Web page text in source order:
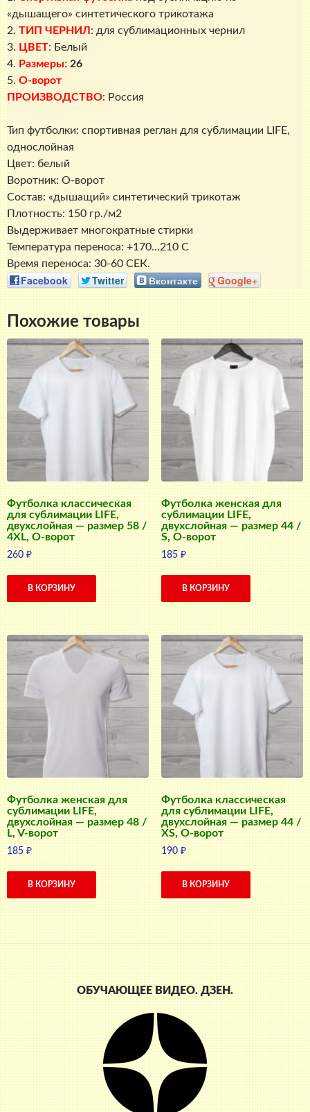
(темно-
синий)
«дышащего» синтетического трикотажа
2. ТИП ЧЕРНИЛ : для сублимационных чернил
3. ЦВЕТ: Белый
4. Размеры: 26
5. О-ворот
ПРОИЗВОДСТВО: Россия
Тип футболки: спортивная реглан для сублимации LIFE,
однослойная
Цвет: белый
Воротник: О-ворот
Состав: «дышащий» синтетический трикотаж
Плотность: 150 гр./м2
Выдерживает многократные стирки
Температура переноса: +170...210 С
Время переноса: 30-60 СЕК.
Facebook Twitter Вконтакте Google+
Похожие товары
Футболка классическая
для сублимации LIFE,
двухслойная — размер 58 /
4XL, О-ворот
260₽
В КОРЗИНУ
Футболка женская для
сублимации LIFE,
двухслойная — размер 44 /
S, О-ворот
185₽
В КОРЗИНУ
Футболка женская для
сублимации LIFE,
двухслойная — размер 48 /
L, V-ворот
185₽
В КОРЗИНУ
Футболка классическая
для сублимации LIFE,
двухслойная — размер 44 /
XS, О-ворот
190₽
В КОРЗИНУ
ОБУЧАЮЩЕЕ ВИДЕО. ДЗЕН.